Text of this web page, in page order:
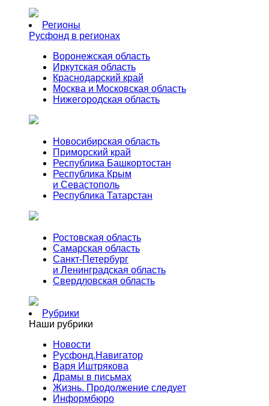
Регионы
Русфонд в регионах
Воронежская область
Иркутская область
Краснодарский край
Москва и Московская область
Нижегородская область
Новосибирская область
Приморский край
Республика Башкортостан
Республика Крым
и Севастополь
Республика Татарстан
Ростовская область
Самарская область
Санкт-Петербург
и Ленинградская область
Свердловская область
Рубрики
Наши рубрики
Новости
Русфонд.Навигатор
Варя Иштрякова
Драмы в письмах
Жизнь. Продолжение следует
Информбюро